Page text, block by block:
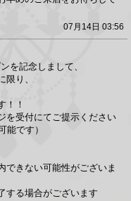
07月14日 03:56
を記念しまして、
限り、
！！
を受付にてご提示ください
能です）
きない可能性がございま
する場合がございます